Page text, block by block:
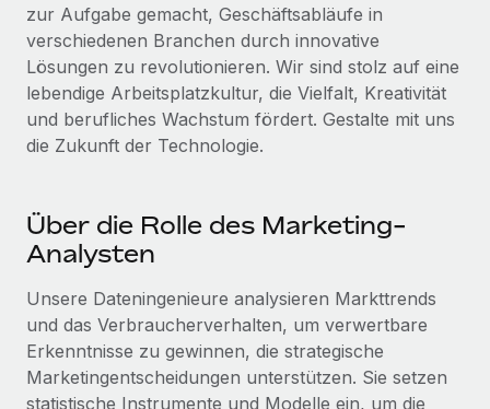
Einfacheres Bewerber:innen-Screening
Compliance Watchtower
Lückenlose Compliance
Geräteverwaltung
Globale Bereitstellung und Verfolgung von IT-
Gründung von Niederlassungen
Schnelle, rechtssichere Gründung von
Mobilität und Relocation
Mühelose Relocation von Mitarbeiter:innen
So hat der KI-Vorreiter Weaviate sein Team mit
Remote um 120 % vergrößert
Weaviate auf einen Blick Weaviate entwickelt KI-basierte
Open-Source-Infrastrukturen. Das...
Strategische Partnerschaft zwischen
Reverse Tech und Remote für Contractor
Reverse Tech auf einen Blick Das Gesundheits- und
Wellness-Startup Reverse Tech hat das globale...
Mehr erfahren
Alle Ressourcen anzeigen
BLOG
Globale Payroll
Steuern
Den Blog erkunden
BLOG
zur Aufgabe gemacht, Geschäftsabläufe in
verschiedenen Branchen durch innovative
Lösungen zu revolutionieren. Wir sind stolz auf eine
lebendige Arbeitsplatzkultur, die Vielfalt, Kreativität
und berufliches Wachstum fördert. Gestalte mit uns
die Zukunft der Technologie.
Über die Rolle des Marketing-
Analysten
Unsere Dateningenieure analysieren Markttrends
und das Verbraucherverhalten, um verwertbare
Erkenntnisse zu gewinnen, die strategische
Marketingentscheidungen unterstützen. Sie setzen
statistische Instrumente und Modelle ein, um die